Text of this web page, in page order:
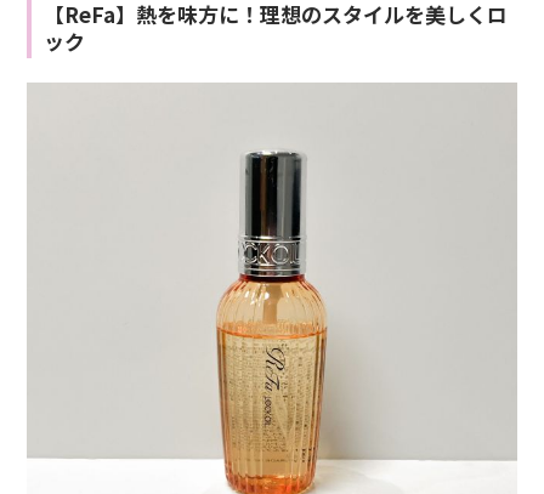
【ReFa】熱を味方に！理想のスタイルを美しくロ
ック